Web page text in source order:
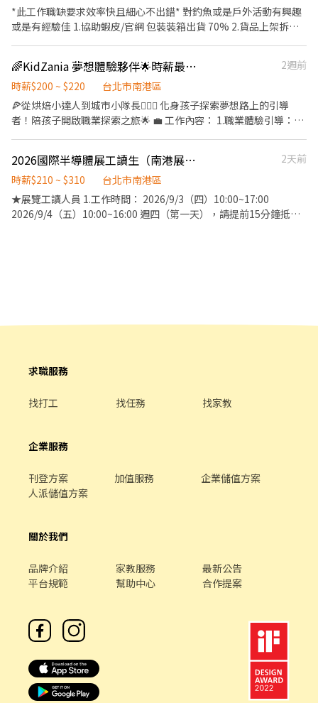
*此工作職缺要求效率快且細心不出錯* 對釣魚或是戶外活動有興趣
或是有經驗佳 1.協助蝦皮/官網 包裝裝箱出貨 70% 2.貨品上架拆箱
每日休息時間︰午休一小時 休息有無計薪供餐：無 環境冷氣舒適，
需要細心且動作快的您，同事皆是八年級生好相處，講求團隊合
作，好的工作環境能更發揮效率、細心且確實，辦公室有養一隻可
愛的小狗，時常會有點心飲料零食櫃可以跟我們一起享用！
🌈KidZania 夢想體驗夥伴🌟時薪最高220❗️沒經驗也歡迎👏🏻
2週前
時薪$200 ~ $220
台北市南港區
🍕從烘焙小達人到城市小隊長👮🏻‍♀️ 化身孩子探索夢想路上的引導
者！陪孩子開啟職業探索之旅🌟 💼 工作內容： 1.職業體驗引導：帶
容，陪伴親子互動，確保活動安全與順利進行⛑️ 3.專業情境教學：
將餐飲製作、職業知識轉化為孩子容易理解的方式，培養活動帶領
與服務能力。 🕰️上班時間： 1. 需配合 08:30-21:30 排班。 2. 一個
月至少排 50 小時，一週至少排3天，一天至少排4小時 （！彈性排
班！到時候再面談就可以嚕！） 📍我們在找這樣的你 ✔️歡迎餐飲、
2026國際半導體展工讀生（南港展覽館）
2天前
時薪$210 ~ $310
台北市南港區
★展覽工讀人員 1.工作時間： 2026/9/3（四）10:00~17:00
2026/9/4（五）10:00~16:00 週四（第一天），請提前15分鐘抵達
求職服務
找打工 找任務 找家教
企業服務
刊登方案 加值服務
企業儲值方案
人派儲值方案
關於我們
品牌介紹 家教服務
最新公告
平台規範
幫助中心 合作提案